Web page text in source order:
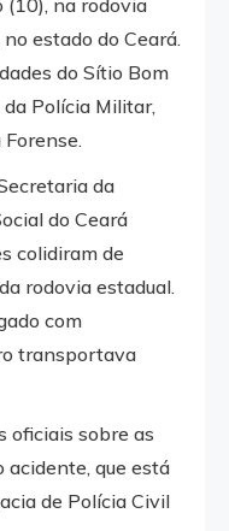
(10), na rodovia
estado do Ceará.
do Sítio Bom
da Polícia Militar,
da
do Ceará
colidiram de
rodovia estadual.
com
transportava
oficiais sobre as
acidente, que está
de Polícia Civil